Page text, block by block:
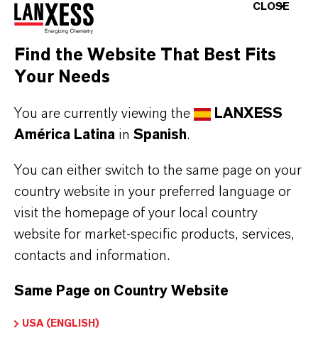
Pinturas y revestimientos
Soluciones de control microbiológico y aditivos
especiales para pinturas y recubrimientos.
Más
CLOSE
Find the Website That Best Fits
Your Needs
You are currently viewing the
LANXESS
América Latina in Spanish.
You can either switch to the same page on your
country website in your preferred language or
visit the homepage of your local country
website for market-specific products, services,
contacts and information.
Same Page on Country Website
USA (ENGLISH)